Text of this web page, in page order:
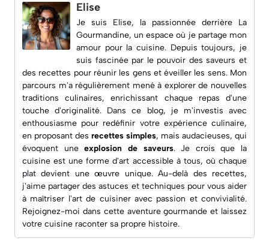
Elise
Je suis Elise, la passionnée derrière La
Gourmandine, un espace où je partage mon
amour pour la cuisine. Depuis toujours, je
suis fascinée par le pouvoir des saveurs et
des recettes pour réunir les gens et éveiller les sens. Mon
parcours m'a régulièrement mené à explorer de nouvelles
traditions culinaires, enrichissant chaque repas d'une
touche d'originalité. Dans ce blog, je m'investis avec
enthousiasme pour redéfinir votre expérience culinaire,
en proposant des recettes simples, mais audacieuses, qui
évoquent uneexplosion de saveurs. Je crois que la
cuisine est une forme d'art accessible à tous, où chaque
plat devient une œuvre unique. Au-delà des recettes,
j'aime partager des astuces et techniques pour vous aider
à maîtriser l'art de cuisiner avec passion et convivialité.
Rejoignez-moi dans cette aventure gourmande et laissez
votre cuisine raconter sa propre histoire.